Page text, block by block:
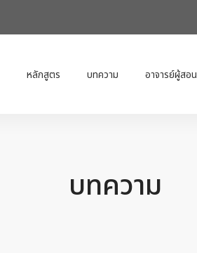
หลักสูตร บทความ อาจารย์ผู้สอน
บทความ